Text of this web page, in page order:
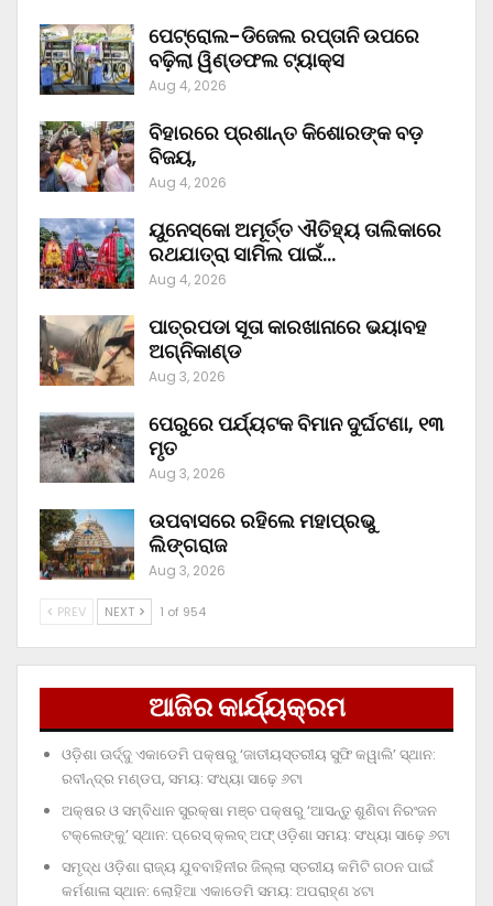
ପେଟ୍ରୋଲ-ଡିଜେଲ ରପ୍ତାନି ଉପରେ
ବଢ଼ିଲା ୱିଣ୍ଡଫଲ ଟ୍ୟାକ୍ସ
Aug 4, 2026
ବିହାରରେ ପ୍ରଶାନ୍ତ କିଶୋରଙ୍କ ବଡ଼
ବିଜୟ,
Aug 4, 2026
ୟୁନେସ୍କୋ ଅମୂର୍ତ୍ତ ଐତିହ୍ୟ ତାଲିକାରେ
ରଥଯାତ୍ରା ସାମିଲ ପାଇଁ…
Aug 4, 2026
ପାତ୍ରପଡା ସୂତା କାରଖାନାରେ ଭୟାବହ
ଅଗ୍ନିକାଣ୍ଡ
Aug 3, 2026
ପେରୁରେ ପର୍ଯ୍ୟଟକ ବିମାନ ଦୁର୍ଘଟଣା, ୧୩
ମୃତ
Aug 3, 2026
ଉପବାସରେ ରହିଲେ ମହାପ୍ରଭୁ
ଲିଙ୍ଗରାଜ
Aug 3, 2026
PREV NEXT 1 of 954
ଆଜିର କାର୍ଯ୍ୟକ୍ରମ
ଓଡ଼ିଶା ଊର୍ଦ୍ଦୁ ଏକାଡେମି ପକ୍ଷରୁ ‘ଜାତୀୟସ୍ତରୀୟ ସୁଫି କୱାଲି’ ସ୍ଥାନ:
ରବୀନ୍ଦ୍ର ମଣ୍ଡପ, ସମୟ: ସଂଧ୍ୟା ସାଢ଼େ ୬ଟା
ଅକ୍ଷର ଓ ସମ୍ବିଧାନ ସୁରକ୍ଷା ମଞ୍ଚ ପକ୍ଷରୁ ‘ଆସନ୍ତୁ ଶୁଣିବା ନିରଂଜନ
ଟକ୍‌ଲେଙ୍କୁ’ ସ୍ଥାନ: ପ୍ରେସ୍‌ କ୍ଲବ୍‌ ଅଫ୍‌ ଓଡ଼ିଶା ସମୟ: ସଂଧ୍ୟା ସାଢ଼େ ୬ଟା
ସମୃଦ୍ଧ ଓଡ଼ିଶା ରାଜ୍ୟ ଯୁବବାହିନୀର ଜିଲ୍ଲା ସ୍ତରୀୟ କମିଟି ଗଠନ ପାଇଁ
କର୍ମଶାଳା ସ୍ଥାନ: ଲୋହିଆ ଏକାଡେମି ସମୟ: ଅପରାହ୍‌ଣ ୪ଟା